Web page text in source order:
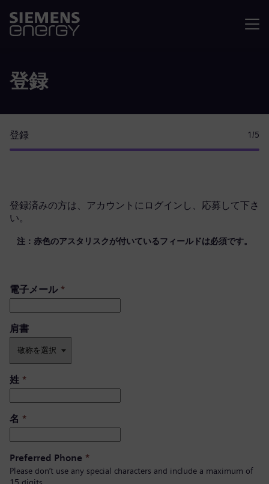
登録
登録 1 /5
登録済みの方は、 アカウントにログイン し、応募して下さ
い。
注：赤色のアスタリスクが付いているフィールドは必須です。
電子メール*
肩書 ​
姓 *
名 *
Preferred Phone *
Please don’t use any special characters and include a maximum of